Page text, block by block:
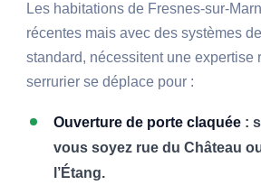
Les habitations de Fresnes-sur-
récentes mais avec des systèmes
standard, nécessitent une expertise
serrurier se déplace pour :
Ouverture de porte claquée :
vous soyez rue du Château
l’Étang.